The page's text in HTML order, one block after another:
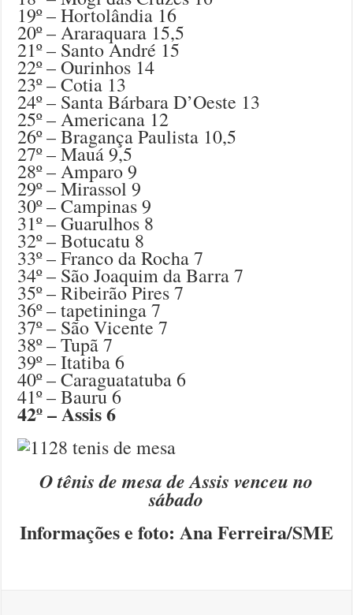
19º – Hortolândia 16
20º – Araraquara 15,5
21º – Santo André 15
22º – Ourinhos 14
23º – Cotia 13
24º – Santa Bárbara D’Oeste 13
25º – Americana 12
26º – Bragança Paulista 10,5
27º – Mauá 9,5
28º – Amparo 9
29º – Mirassol 9
30º – Campinas 9
31º – Guarulhos 8
32º – Botucatu 8
33º – Franco da Rocha 7
34º – São Joaquim da Barra 7
35º – Ribeirão Pires 7
36º – tapetininga 7
37º – São Vicente 7
38º – Tupã 7
39º – Itatiba 6
40º – Caraguatatuba 6
41º – Bauru 6
42º – Assis 6
O tênis de mesa de Assis venceu no
sábado
Informações e foto: Ana Ferreira/SME